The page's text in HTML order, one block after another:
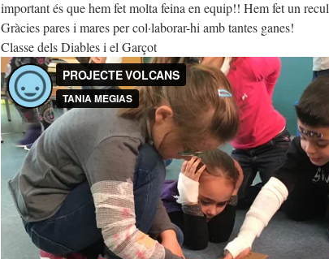
important és que hem fet molta feina en equip!! Hem fet un
Gràcies pares i mares per col·laborar-hi amb tantes ganes!
Classe dels Diables i el Garçot